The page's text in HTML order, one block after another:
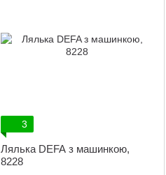
3
Лялька DEFA з машинкою,
8228